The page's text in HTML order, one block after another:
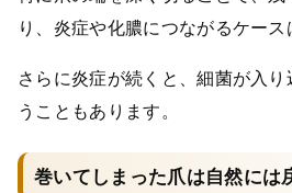
り、炎症や化膿につながるケース
さらに炎症が続くと、細菌が入り
うこともあります。
巻いてしまった爪は自然には